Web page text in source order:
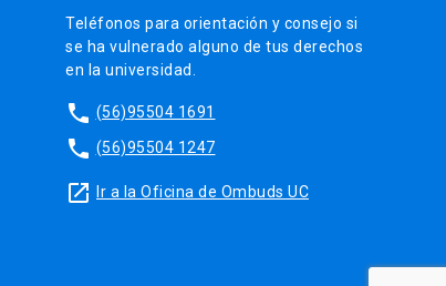
Teléfonos para orientación y consejo si
se ha vulnerado alguno de tus derechos
en la universidad.
phone (56)95504 1691
phone (56)95504 1247
launch Ir a la Oficina de Ombuds UC